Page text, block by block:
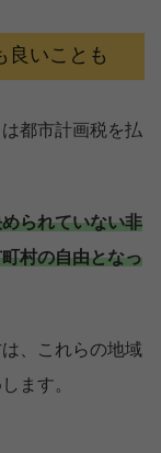
良いことも
都市計画税を払
られていない非
村の自由となっ
、これらの地域
ます。